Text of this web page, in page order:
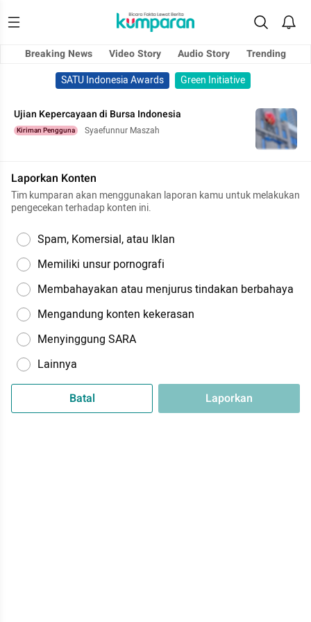
Breaking News Video Story Audio Story
Trending
SATU Indonesia Awards
Green Initiative
Ujian Kepercayaan di Bursa Indonesia
Kiriman Pengguna Syaefunnur Maszah
Laporkan Konten
Tim kumparan akan menggunakan laporan kamu untuk melakukan
pengecekan terhadap konten ini.
Spam, Komersial, atau Iklan
Memiliki unsur pornografi
Membahayakan atau menjurus tindakan berbahaya
Mengandung konten kekerasan
Menyinggung SARA
Lainnya
Batal Laporkan